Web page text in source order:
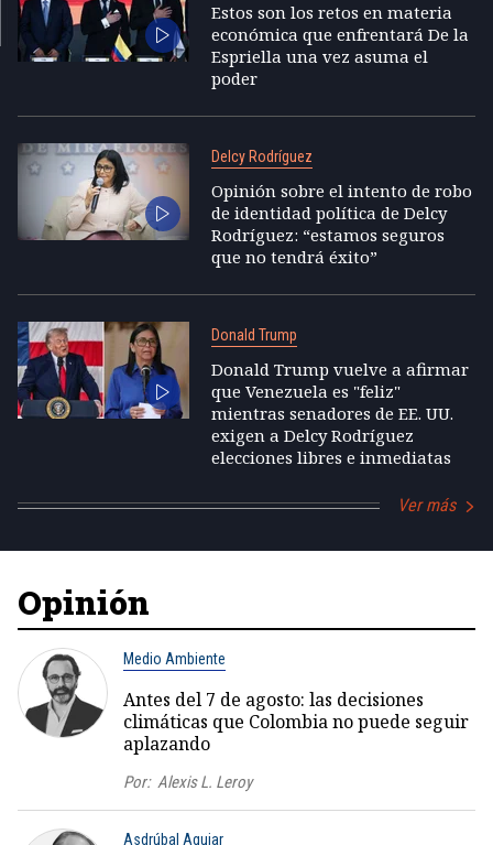
Estos son los retos en materia
económica que enfrentará De la
Espriella una vez asuma el
poder
Delcy Rodríguez
Opinión sobre el intento de robo
de identidad política de Delcy
Rodríguez: “estamos seguros
que no tendrá éxito”
Donald Trump
Donald Trump vuelve a afirmar
que Venezuela es "feliz"
mientras senadores de EE. UU.
exigen a Delcy Rodríguez
elecciones libres e inmediatas
Ver más
Opinión
Medio Ambiente
Antes del 7 de agosto: las decisiones
climáticas que Colombia no puede seguir
aplazando
Por: Alexis L. Leroy
Asdrúbal Aguiar